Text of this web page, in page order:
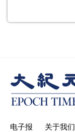
电子报 关于我们